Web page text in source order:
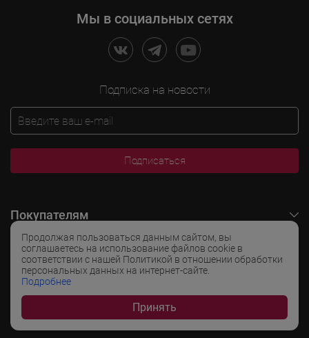
Продолжая пользоваться данным сайтом, вы
соглашаетесь на использование файлов cookie в
соответствии с нашей Политикой в отношении обработки
персональных данных на интернет-сайте.
Подробнее
Принять
Мы в социальных сетях
Подписка на новости
Подписаться
Покупателям
O LADOGA Wine
Интересные разделы
Популярные разделы